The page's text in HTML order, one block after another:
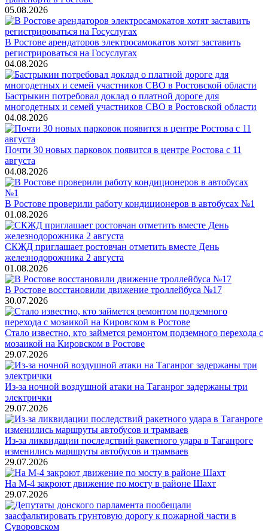
05.08.2026
В Ростове арендаторов электросамокатов хотят заставить
регистрироваться на Госуслугах
04.08.2026
Бастрыкин потребовал доклад о платной дороге для
многодетных и семей участников СВО в Ростовской области
04.08.2026
Почти 30 новых парковок появится в центре Ростова с 11
августа
04.08.2026
В Ростове проверили работу кондиционеров в автобусах №1
01.08.2026
СКЖД приглашает ростовчан отметить вместе День
железнодорожника 2 августа
01.08.2026
В Ростове восстановили движение троллейбуса №17
30.07.2026
Стало известно, кто займется ремонтом подземного перехода с
мозаикой на Кировском в Ростове
29.07.2026
Из-за ночной воздушной атаки на Таганрог задержаны три
электрички
29.07.2026
Из-за ликвидации последствий ракетного удара в Таганроге
изменились маршруты автобусов и трамваев
29.07.2026
На М-4 закроют движение по мосту в районе Шахт
29.07.2026